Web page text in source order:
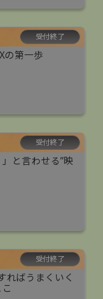
受付終了
の第一歩
受付終了
と言わせる”映
受付終了
ればうまくいく